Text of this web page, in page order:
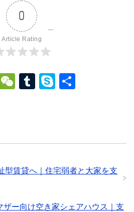
0
Article Rating
E
W
at
T
r
S
型賃貸へ｜住宅弱者と大家を支
ザー向け空き家シェアハウス｜支